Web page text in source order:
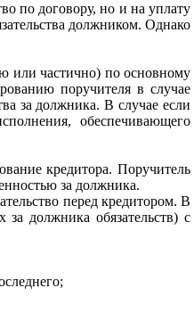
по договору, но и на уплату
должником. Однако
или частично) по основному
поручителя в случае
за должника. В случае если
обеспечивающего
кредитора. Поручитель
за должника.
перед кредитором. В
должника обязательств) с